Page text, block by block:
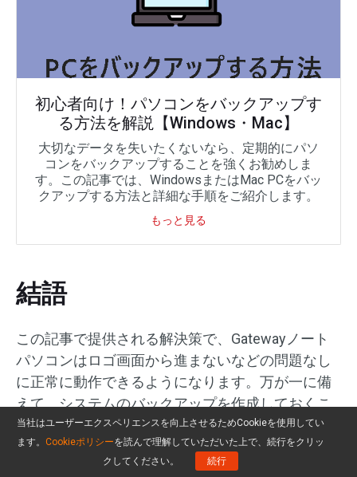
初心者向け！パソコンをバックアップす
る方法を解説【Windows・Mac】
大切なデータを失いたくないなら、定期的にパソ
コンをバックアップすることを強くお勧めしま
す。この記事では、WindowsまたはMac PCをバッ
クアップする方法と詳細な手順をご紹介します。
もっと見る
結語
この記事で提供される解決策で、Gatewayノート
パソコンはロゴ画面から進まないなどの問題なし
に正常に動作できるようになります。万が一に備
えて、システムのバックアップを作成しておくこ
とをお勧めします。そうすると、コンピューター
がクラッシュしたり、特定のページで止まる場
合、考えられる原因を一つずつ排除する代わり
当社はユーザーエクスペリエンスを向上させるためCookieを使用してい
ます。 Cookieポリシーを読んで理解していただいた上で、続行をクリッ
クしてください。
続行